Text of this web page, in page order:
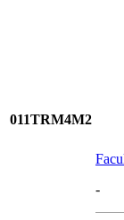
011TRM4M2
-